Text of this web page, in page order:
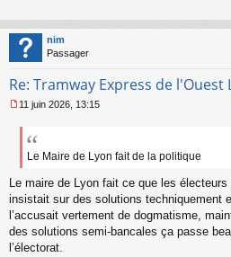
a
g
e
o
l
nim
Passager
Re: Tramway Express de l'Ouest
e
a
g
e
o
n
l
11 juin 2026, 13:15
Le Maire de Lyon fait de la politique
Le maire de Lyon fait ce que les
insistait sur des solutions techniquement
l’accusait vertement de dogmatisme,
des solutions semi-bancales ça passe
l’électorat.